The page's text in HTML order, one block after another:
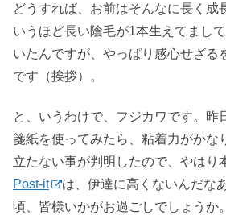
どうすれば、お前はそんなに長く成
いうほど長い陰毛が1本生えてまし
いたんですが、やっぱり感心せざる
です（挨拶）。
と、いうわけで、フジカワです。昨
箋紙を使ってみたら、粘着力がかな
立たない事が判明したので、やはり
Post-it
は、伊達に高くないんだな
頃、皆様いかがお過ごしでしょうか。